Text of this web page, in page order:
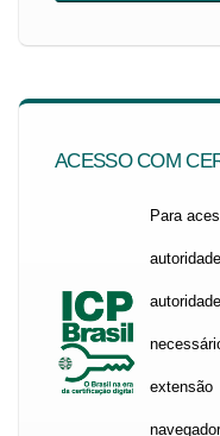
ACESSO COM
Para